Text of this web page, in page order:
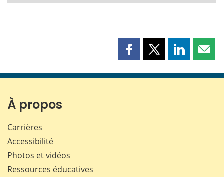
Partager
page
Partager
page
Partager
page page
À propos
Carrières
Accessibilité
Photos et vidéos
Ressources éducatives